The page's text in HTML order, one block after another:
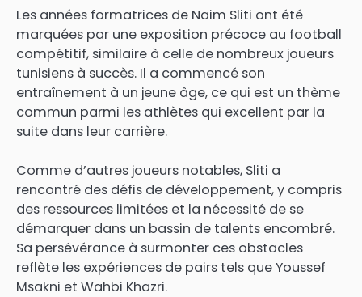
Les années formatrices de Naim Sliti ont été
marquées par une exposition précoce au football
compétitif, similaire à celle de nombreux joueurs
tunisiens à succès. Il a commencé son
entraînement à un jeune âge, ce qui est un thème
commun parmi les athlètes qui excellent par la
suite dans leur carrière.
Comme d’autres joueurs notables, Sliti a
rencontré des défis de développement, y compris
des ressources limitées et la nécessité de se
démarquer dans un bassin de talents encombré.
Sa persévérance à surmonter ces obstacles
reflète les expériences de pairs tels que Youssef
Msakni et Wahbi Khazri.